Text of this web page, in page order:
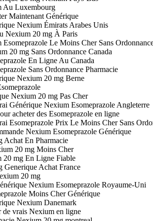
Au Luxembourg
Maintenant Générique
Nexium Émirats Arabes Unis
Nexium 20 mg À Paris
Le Moins Cher Sans
20 mg Sans Ordonnance Canada
En Ligne Au Canada
Sans Ordonnance Pharmacie
Nexium 20 mg Berne
Nexium 20 mg Pas Cher
Générique Nexium Esomeprazole Angleterre
acheter des Esomeprazole en ligne
Esomeprazole Prix Le Moins Cher Sans
Nexium Esomeprazole Générique
Achat En Pharmacie
20 mg Moins Cher
20 mg En Ligne Fiable
Generique Achat France
20 mg
Nexium Esomeprazole Royaume-Uni
Moins Cher Générique
Nexium Danemark
de vrais Nexium en ligne